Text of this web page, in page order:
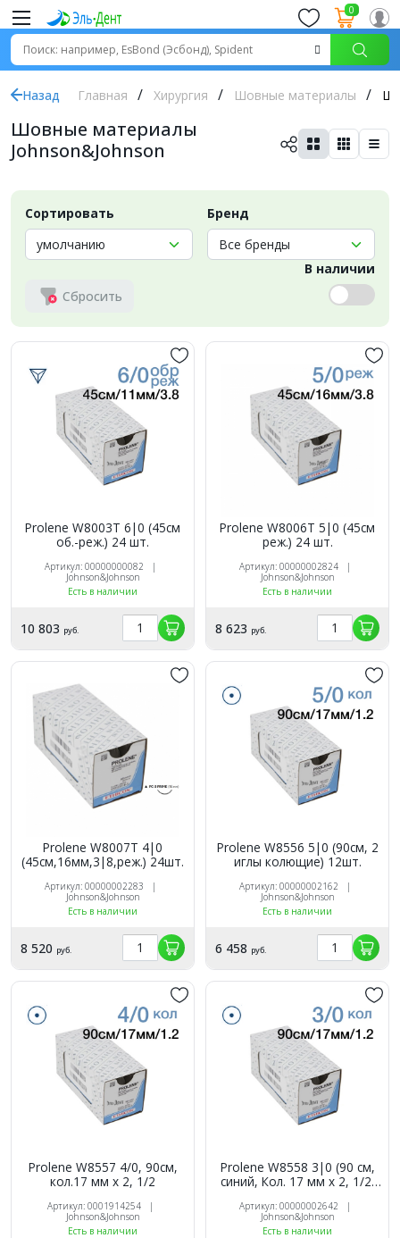
0
Назад Главная Хирургия Шовные материалы
Шовные материалы
Johnson&Johnson
Сортировать Бренд
Сбросить
В наличии
Prolene W8003Т 6|0 (45см
об.-реж.) 24 шт.
Артикул: 00000000082 |
Johnson&Johnson
Есть в наличии
10 803 руб.
Prolene W8006Т 5|0 (45см
реж.) 24 шт.
Артикул: 00000002824 |
Johnson&Johnson
Есть в наличии
8 623 руб.
Prolene W8007Т 4|0
(45см,16мм,3|8,реж.) 24шт.
Артикул: 00000002283 |
Johnson&Johnson
Есть в наличии
8 520 руб.
Prolene W8556 5|0 (90см, 2
иглы колющие) 12шт.
Артикул: 00000002162 |
Johnson&Johnson
Есть в наличии
6 458 руб.
Prolene W8557 4/0, 90см,
кол.17 мм х 2, 1/2
Артикул: 0001914254 |
Johnson&Johnson
Есть в наличии
Prolene W8558 3|0 (90 см,
синий, Кол. 17 мм х 2, 1/2,
Артикул: 00000002642 |
Johnson&Johnson
Есть в наличии